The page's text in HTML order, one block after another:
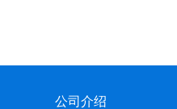
公司介绍